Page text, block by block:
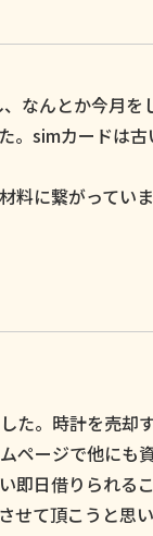
なんとか今月を
。simカードは
に繋がっていま
た。時計を売却
ページで他にも
即日借りられる
て頂こうと思い